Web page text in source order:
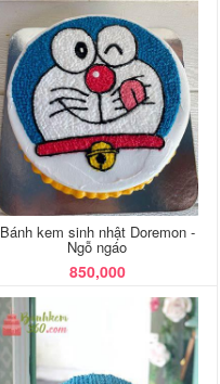
Bánh kem sinh nhật Doremon -
Ngỗ ngáo
850,000